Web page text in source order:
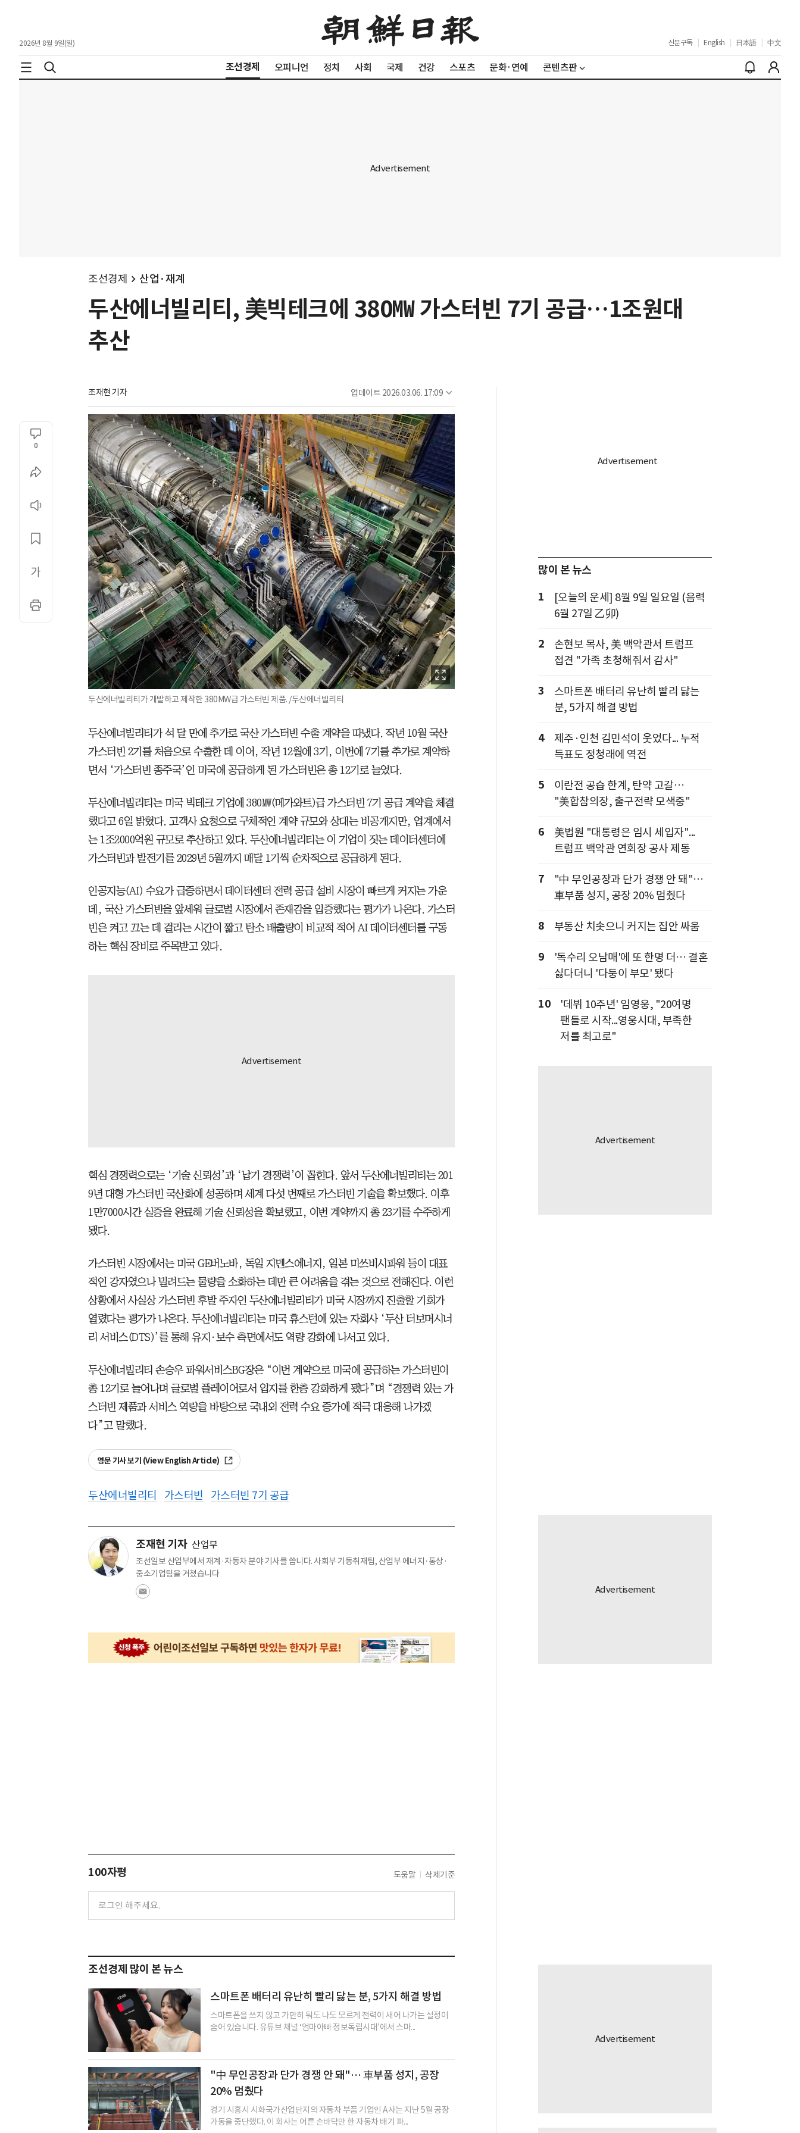
2026년 8월 9일(일) 신문구독 English 日本語 中文
조선경제 오피니언 정치 사회 국제 건강 스포츠 문화·연예 콘텐츠판
조선경제 산업·재계
두산에너빌리티, 美빅테크에 380㎿ 가스터빈 7기 공급…1조원대
추산
조재현 기자 업데이트 2026.03.06. 17:09
0
두산에너빌리티가 개발하고 제작한 380MW급 가스터빈 제품. /두산에너빌리티
두산에너빌리티가 석 달 만에 추가로 국산 가스터빈 수출 계약을 따냈다. 작년 10월 국산
가스터빈 2기를 처음으로 수출한 데 이어, 작년 12월에 3기, 이번에 7기를 추가로 계약하
면서 ‘가스터빈 종주국’인 미국에 공급하게 된 가스터빈은 총 12기로 늘었다.
두산에너빌리티는 미국 빅테크 기업에 380㎿(메가와트)급 가스터빈 7기 공급 계약을 체결
했다고 6일 밝혔다. 고객사 요청으로 구체적인 계약 규모와 상대는 비공개지만, 업계에서
는 1조2000억원 규모로 추산하고 있다. 두산에너빌리티는 이 기업이 짓는 데이터센터에
가스터빈과 발전기를 2029년 5월까지 매달 1기씩 순차적으로 공급하게 된다.
인공지능(AI) 수요가 급증하면서 데이터센터 전력 공급 설비 시장이 빠르게 커지는 가운
데, 국산 가스터빈을 앞세워 글로벌 시장에서 존재감을 입증했다는 평가가 나온다. 가스터
빈은 켜고 끄는 데 걸리는 시간이 짧고 탄소 배출량이 비교적 적어 AI 데이터센터를 구동
하는 핵심 장비로 주목받고 있다.
핵심 경쟁력으로는 ‘기술 신뢰성’과 ‘납기 경쟁력’이 꼽힌다. 앞서 두산에너빌리티는 201
9년 대형 가스터빈 국산화에 성공하며 세계 다섯 번째로 가스터빈 기술을 확보했다. 이후
1만7000시간 실증을 완료해 기술 신뢰성을 확보했고, 이번 계약까지 총 23기를 수주하게
됐다.
가스터빈 시장에서는 미국 GE버노바, 독일 지멘스에너지, 일본 미쓰비시파워 등이 대표
적인 강자였으나 밀려드는 물량을 소화하는 데만 큰 어려움을 겪는 것으로 전해진다. 이런
상황에서 사실상 가스터빈 후발 주자인 두산에너빌리티가 미국 시장까지 진출할 기회가
열렸다는 평가가 나온다. 두산에너빌리티는 미국 휴스턴에 있는 자회사 ‘두산 터보머시너
리 서비스(DTS)’를 통해 유지·보수 측면에서도 역량 강화에 나서고 있다.
두산에너빌리티 손승우 파워서비스BG장은 “이번 계약으로 미국에 공급하는 가스터빈이
총 12기로 늘어나며 글로벌 플레이어로서 입지를 한층 강화하게 됐다”며 “경쟁력 있는 가
스터빈 제품과 서비스 역량을 바탕으로 국내외 전력 수요 증가에 적극 대응해 나가겠
다”고 말했다.
영문 기사 보기 (View English Article)
두산에너빌리티 가스터빈 가스터빈 7기 공급
조재현 기자 산업부
조선일보 산업부에서 재계·자동차 분야 기사를 씁니다. 사회부 기동취재팀, 산업부 에너지·통상·
중소기업팀을 거쳤습니다
100자평 도움말 삭제기준
조선경제 많이 본 뉴스
스마트폰 배터리 유난히 빨리 닳는 분, 5가지 해결 방법
스마트폰을 쓰지 않고 가만히 둬도 나도 모르게 전력이 새어 나가는 설정이
숨어 있습니다. 유튜브 채널 ‘엄마아빠 정보독립시대’에서 스마...
"中 무인공장과 단가 경쟁 안 돼"… 車부품 성지, 공장
20% 멈췄다
경기 시흥시 시화국가산업단지의 자동차 부품 기업인 A사는 지난 5월 공장
가동을 중단했다. 이 회사는 어른 손바닥만 한 자동차 배기 파...
많이 본 뉴스
1
[오늘의 운세] 8월 9일 일요일 (음력
6월 27일 乙卯)
2
손현보 목사, 美 백악관서 트럼프
접견 "가족 초청해줘서 감사"
3
스마트폰 배터리 유난히 빨리 닳는
분, 5가지 해결 방법
4
제주·인천 김민석이 웃었다... 누적
득표도 정청래에 역전
5
이란전 공습 한계, 탄약 고갈…
"美합참의장, 출구전략 모색중"
6
美법원 "대통령은 임시 세입자"...
트럼프 백악관 연회장 공사 제동
7
"中 무인공장과 단가 경쟁 안 돼"…
車부품 성지, 공장 20% 멈췄다
8 부동산 치솟으니 커지는 집안 싸움
9
'독수리 오남매'에 또 한명 더… 결혼
싫다더니 '다둥이 부모' 됐다
10
'데뷔 10주년' 임영웅, "20여명
팬들로 시작...영웅시대, 부족한
저를 최고로"